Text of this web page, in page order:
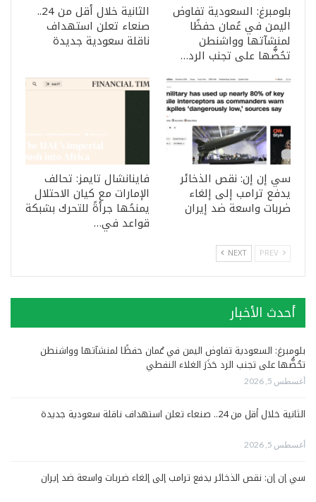
بلومبرغ: السعودية تفاوض
اليمن في عُمان حفظًا
لمنشآتها وواشنطن
تحُضُّها على تجنب الرد…
الثانية خلال أقل من 24..
صنعاء تعلن استهداف
ناقلة سعودية جديدة
سي إن إن: نقص الذخائر
يدفع ترامب إلى إلغاء
ضربات واسعة ضد إيران
فاينانشال تايمز: تحالف
الإمارات مع كيان الاحتلال
يمنحُها جرأةً للتحرك بشبكة
قواعد في…
NEXT
أحدث الأخبار
بلومبرغ: السعودية تفاوض اليمن في عُمان حفظًا لمنشآتها وواشنطن
تحُضُّها على تجنب الرد حَذَرَ الغلاء النفطي
أغسطس 5, 2026
الثانية خلال أقل من 24.. صنعاء تعلن استهداف ناقلة سعودية جديدة
أغسطس 5, 2026
سي إن إن: نقص الذخائر يدفع ترامب إلى إلغاء ضربات واسعة ضد إيران